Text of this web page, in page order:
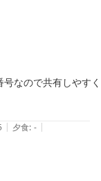
なので共有しやすく
く、洗い場も3つし
じました。
| 夕食: - |